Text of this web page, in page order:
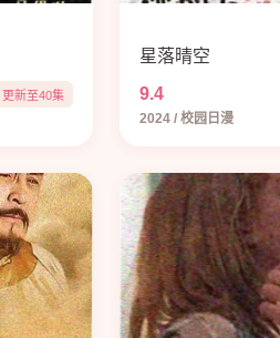
更新至40集
星落晴空
9.4
2024 / 校园日漫